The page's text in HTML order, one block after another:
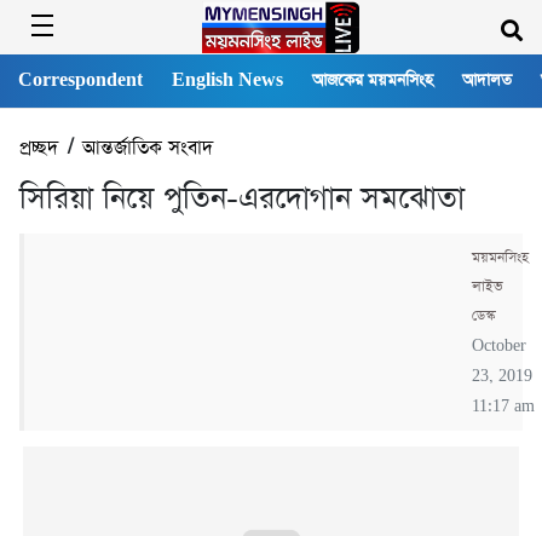
Correspondent English News আজকের ময়মনসিংহ আদালত
প্রচ্ছদ/আন্তর্জাতিক সংবাদ
সিরিয়া নিয়ে পুতিন-এরদোগান সমঝোতা
ময়মনসিংহ
লাইভ
ডেস্ক
October
23, 2019
11:17 am